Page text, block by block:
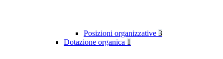
Posizioni organizzative 3
Dotazione organica 1